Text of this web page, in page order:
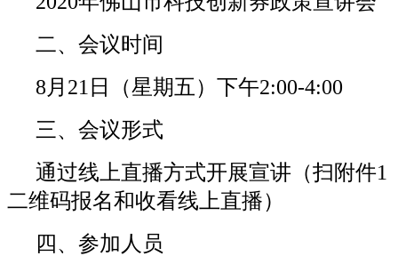
二、会议时间
8月21日（星期五）下午2:00-4:00
三、会议形式
通过线上直播方式开展宣讲（扫附件1
二维码报名和收看线上直播）
四、参加人员